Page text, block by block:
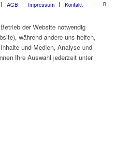
AGB Impressum Kontakt
der Website notwendig
während andere uns helfen,
und Medien, Analyse und
Ihre Auswahl jederzeit unter